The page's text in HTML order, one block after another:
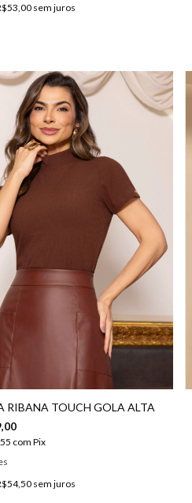
sem juros
RIBANA TOUCH GOLA ALTA
com Pix
sem juros